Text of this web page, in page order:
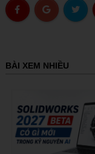
BÀI XEM NHIỀU